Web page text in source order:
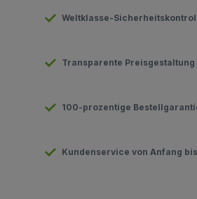
Weltklasse-
Transparente Preisgestaltung
100-prozentige
Kundenservice von Anfang